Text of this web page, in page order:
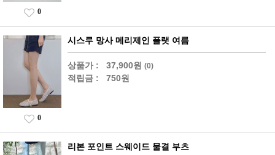
0
시스루 망사 메리제인 플랫 여름
상품가 : 37,900원 (0)
적립금 : 750원
0
리본 포인트 스웨이드 물결 부츠